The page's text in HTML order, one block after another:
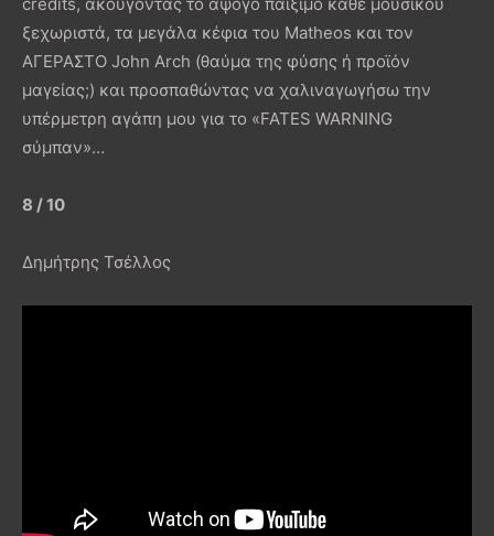
ξεχωριστά, τα μεγάλα κέφια του Matheos και τον
ΑΓΕΡΑΣΤΟ John Arch (θαύμα της φύσης ή προϊόν
μαγείας;) και προσπαθώντας να χαλιναγωγήσω την
υπέρμετρη αγάπη μου για το «FATES WARNING
σύμπαν»…
8 / 10
Δημήτρης Τσέλλος